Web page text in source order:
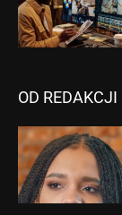
OD REDAKCJI